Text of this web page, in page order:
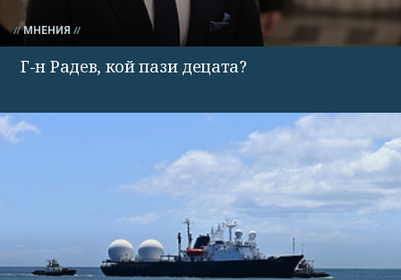
МНЕНИЯ
Г-н Радев, кой пази децата?